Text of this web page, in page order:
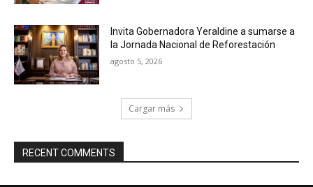
Invita Gobernadora Yeraldine a sumarse a
la Jornada Nacional de Reforestación
agosto 5, 2026
Cargar más
RECENT COMMENTS